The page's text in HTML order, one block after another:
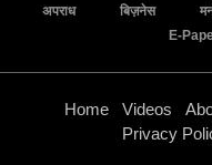
अपराध
बिज़नेस
E-
Home Videos
Privacy